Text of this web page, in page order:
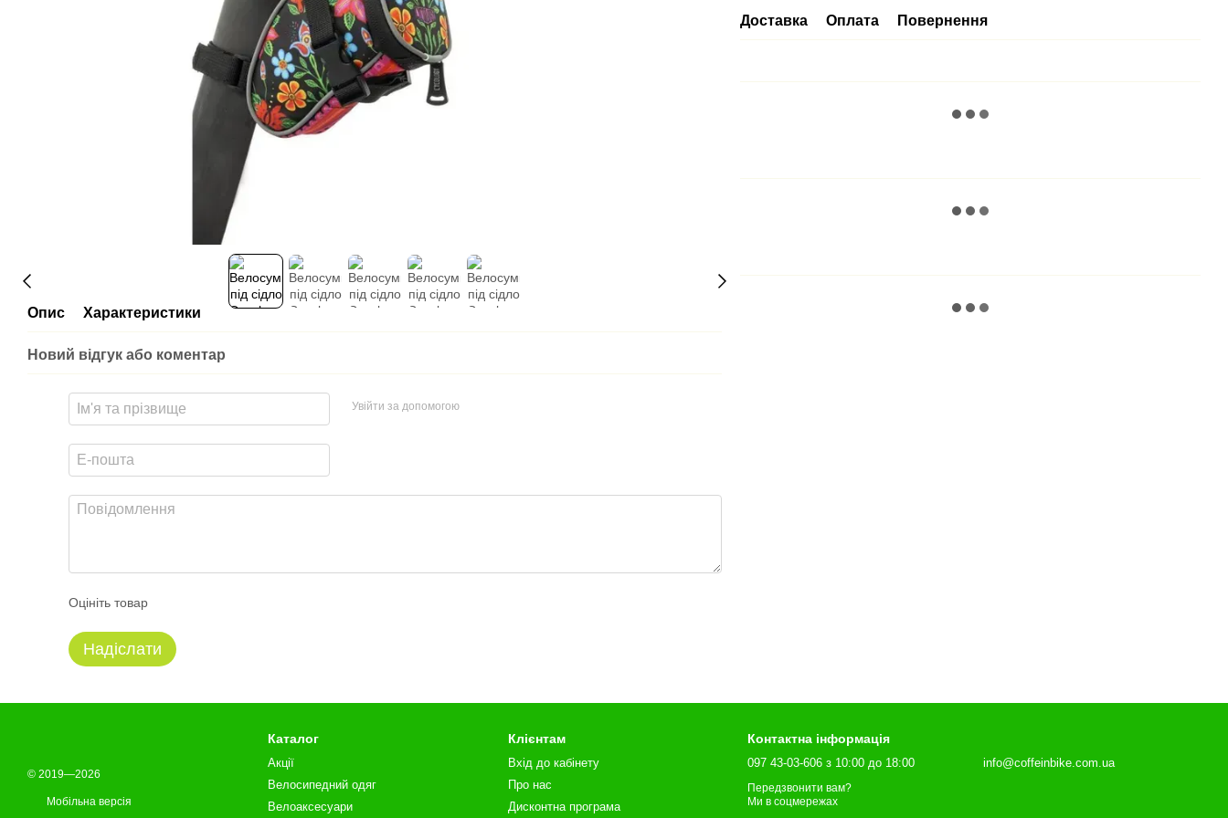
Опис Характеристики
Новий відгук або коментар
Увійти за допомогою
Оцініть товар
Надіслати
Доставка Оплата Повернення
© 2019—2026
Мобільна версія
Каталог
Акції
Велосипедний одяг
Велоаксесуари
Клієнтам
Вхід до кабінету
Про нас
Дисконтна програма
Контактна інформація
097 43-03-606 з 10:00 до 18:00
Передзвонити вам?
info@coffeinbike.com.ua
Ми в соцмережах